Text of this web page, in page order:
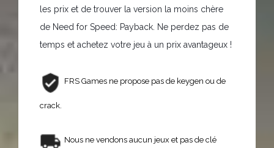
les prix et de trouver la version la moins chère
de Need for Speed: Payback. Ne perdez pas de
temps et achetez votre jeu à un prix avantageux !
FRS Games ne propose pas de keygen ou de
crack.
Nous ne vendons aucun jeux et pas de clé